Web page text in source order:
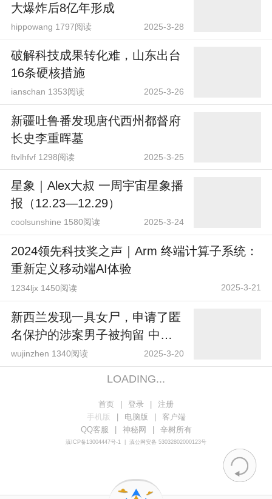
大爆炸后8亿年形成
hippowang 1797阅读 2025-3-28
破解科技成果转化难，山东出台
16条硬核措施
ianschan 1353阅读 2025-3-26
新疆吐鲁番发现唐代西州都督府
长史李重晖墓
ftvlhfvf 1298阅读 2025-3-25
星象｜Alex大叔 一周宇宙星象播
报（12.23—12.29）
coolsunshine 1580阅读 2025-3-24
2024领先科技奖之声｜Arm 终端计算子系统：
重新定义移动端AI体验
1234ljx 1450阅读 2025-3-21
新西兰发现一具女尸，申请了匿
名保护的涉案男子被拘留 中国
驻奥克兰总领馆发声
wujinzhen 1340阅读 2025-3-20
LOADING...
首页 | 登录 |
注册
手机版
| 电脑版 |
客户端
QQ客服
| 神秘网 | 辛树所有
滇ICP备13004447号-1 滇公网安备 53032802000123号